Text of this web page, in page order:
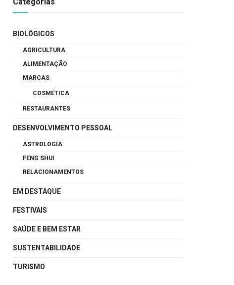
BIOLÓGICOS
AGRICULTURA
ALIMENTAÇÃO
MARCAS
COSMÉTICA
RESTAURANTES
DESENVOLVIMENTO PESSOAL
ASTROLOGIA
FENG SHUI
RELACIONAMENTOS
EM DESTAQUE
FESTIVAIS
SAÚDE E BEM ESTAR
SUSTENTABILIDADE
TURISMO